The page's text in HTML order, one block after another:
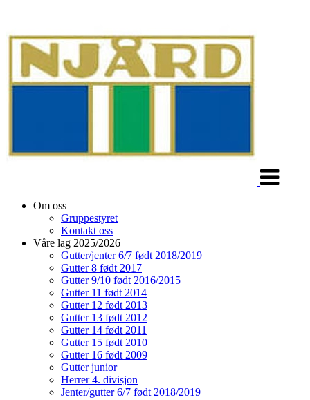
Om oss
Gruppestyret
Kontakt oss
Våre lag 2025/2026
Gutter/jenter 6/7 født 2018/2019
Gutter 8 født 2017
Gutter 9/10 født 2016/2015
Gutter 11 født 2014
Gutter 12 født 2013
Gutter 13 født 2012
Gutter 14 født 2011
Gutter 15 født 2010
Gutter 16 født 2009
Gutter junior
Herrer 4. divisjon
Jenter/gutter 6/7 født 2018/2019